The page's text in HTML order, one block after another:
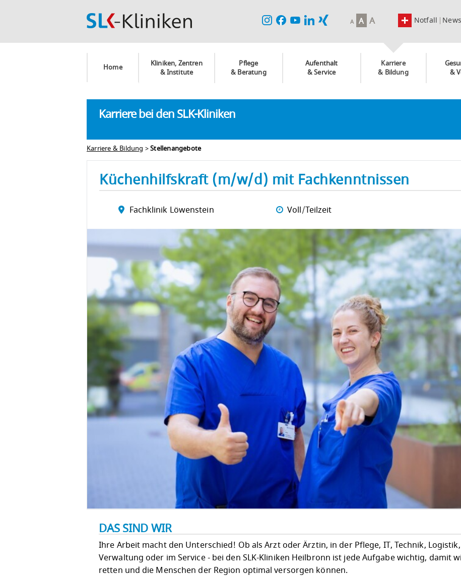
Notfall
A A A
Home
Kliniken, Zentren
& Institute
Pflege
& Beratung
Aufenthalt
& Service
Karriere
& Bildung
&
Karriere bei den SLK-Kliniken
Karriere & Bildung >Stellenangebote
Küchenhilfskraft (m/w/d) mit Fachkenntnissen
Fachklinik Löwenstein Voll/Teilzeit
DAS SIND WIR
Ihre Arbeit macht den Unterschied! Ob als Arzt oder Ärztin, in der Pflege, IT, Technik, Logistik,
Verwaltung oder im Service - bei den SLK-Kliniken Heilbronn ist jede Aufgabe wichtig, damit
retten und die Menschen der Region optimal versorgen können.